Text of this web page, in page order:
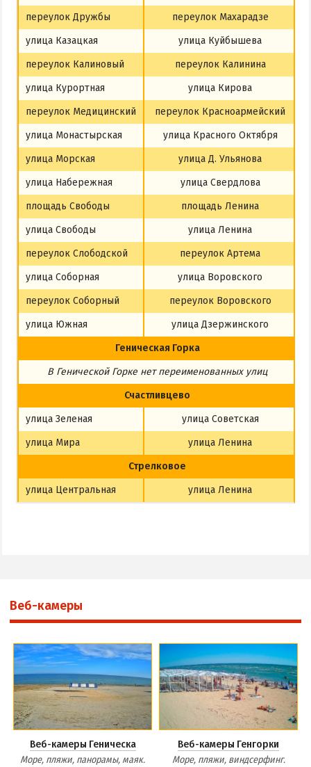
переулок Дружбы
переулок Махарадзе
улица Казацкая
улица Куйбышева
переулок Калиновый
переулок Калинина
улица Курортная
улица Кирова
переулок Медицинский
переулок Красноармейский
улица Монастырская
улица Красного Октября
улица Морская
улица Д. Ульянова
улица Набережная
улица Свердлова
площадь Свободы
площадь Ленина
улица Свободы
улица Ленина
переулок Слободской
переулок Артема
улица Соборная
улица Воровского
переулок Соборный
переулок Воровского
улица Южная
улица Дзержинского
Геническая Горка
В Генической Горке нетпереименованных улиц
Счастливцево
улица Зеленая
улица Советская
улица Мира
улица Ленина
Стрелковое
улица Центральная
улица Ленина
Веб-камеры
Веб-камеры Геническа
Море, пляжи, панорамы, маяк.
Веб-камеры Генгорки
Море, пляжи, виндсерфинг.